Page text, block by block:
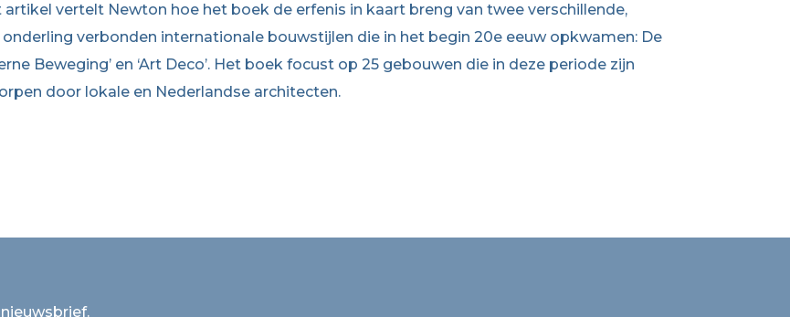
artikel vertelt Newton hoe het boek de erfenis in kaart breng van twee verschillende,
verbonden internationale bouwstijlen die in het begin 20e eeuw opkwamen: De
Beweging’ en ‘Art Deco’. Het boek focust op 25 gebouwen die in deze periode zijn
door lokale en Nederlandse architecten.